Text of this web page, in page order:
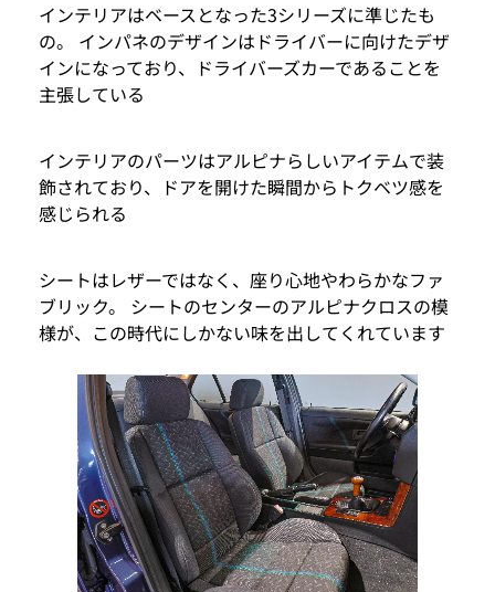
インテリアはベースとなった3シリーズに準じたも
の。 インパネのデザインはドライバーに向けたデザ
インになっており、ドライバーズカーであることを
主張している
インテリアのパーツはアルピナらしいアイテムで装
飾されており、ドアを開けた瞬間からトクベツ感を
感じられる
シートはレザーではなく、座り心地やわらかなファ
ブリック。 シートのセンターのアルピナクロスの模
様が、この時代にしかない味を出してくれています